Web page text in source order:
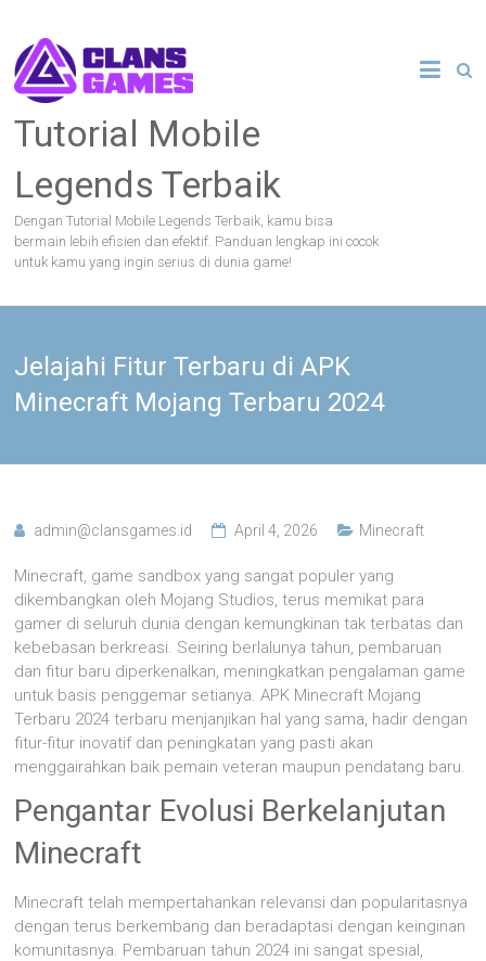
content
Tutorial Mobile
Legends Terbaik
Dengan Tutorial Mobile Legends Terbaik, kamu bisa
bermain lebih efisien dan efektif. Panduan lengkap ini cocok
untuk kamu yang ingin serius di dunia game!
Jelajahi Fitur Terbaru di APK
Minecraft Mojang Terbaru 2024
admin@clansgames.id April 4, 2026 Minecraft
Minecraft, game sandbox yang sangat populer yang
dikembangkan oleh Mojang Studios, terus memikat para
gamer di seluruh dunia dengan kemungkinan tak terbatas dan
kebebasan berkreasi. Seiring berlalunya tahun, pembaruan
dan fitur baru diperkenalkan, meningkatkan pengalaman game
untuk basis penggemar setianya. APK Minecraft Mojang
Terbaru 2024 terbaru menjanjikan hal yang sama, hadir dengan
fitur-fitur inovatif dan peningkatan yang pasti akan
menggairahkan baik pemain veteran maupun pendatang baru.
Pengantar Evolusi Berkelanjutan
Minecraft
Minecraft telah mempertahankan relevansi dan popularitasnya
dengan terus berkembang dan beradaptasi dengan keinginan
komunitasnya. Pembaruan tahun 2024 ini sangat spesial,